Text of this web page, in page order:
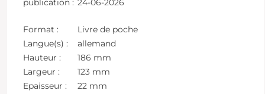
publication : 24-06-2026
Format :
Livre de poche
Langue(s) :
allemand
Hauteur :
186 mm
Largeur :
123 mm
Epaisseur :
22 mm